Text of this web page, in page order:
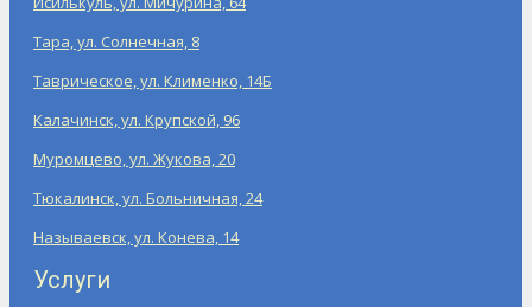
Тара, ул. Солнечная, 8
Таврическое, ул. Клименко, 14Б
Калачинск, ул. Крупской, 96
Муромцево, ул. Жукова, 20
Тюкалинск, ул. Больничная, 24
Называевск, ул. Конева, 14
Услуги